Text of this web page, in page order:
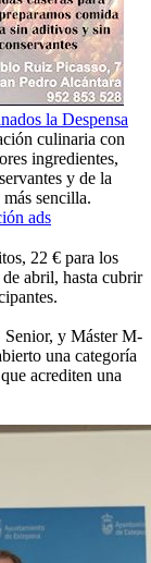
la Despensa
culinaria con
ingredientes,
y de la
más sencilla.
ads
22 € para los
abril, hasta cubrir
Senior, y Máster M-
una categoría
acrediten una